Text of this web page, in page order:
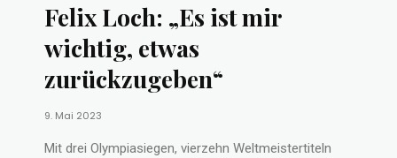
Felix Loch: „Es ist mir
wichtig, etwas
zurückzugeben“
9. Mai 2023
Mit drei Olympiasiegen, vierzehn Weltmeistertiteln